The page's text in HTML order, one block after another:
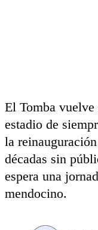
El Tomba vuelve
estadio de
la
décadas sin
espera una
mendocino.